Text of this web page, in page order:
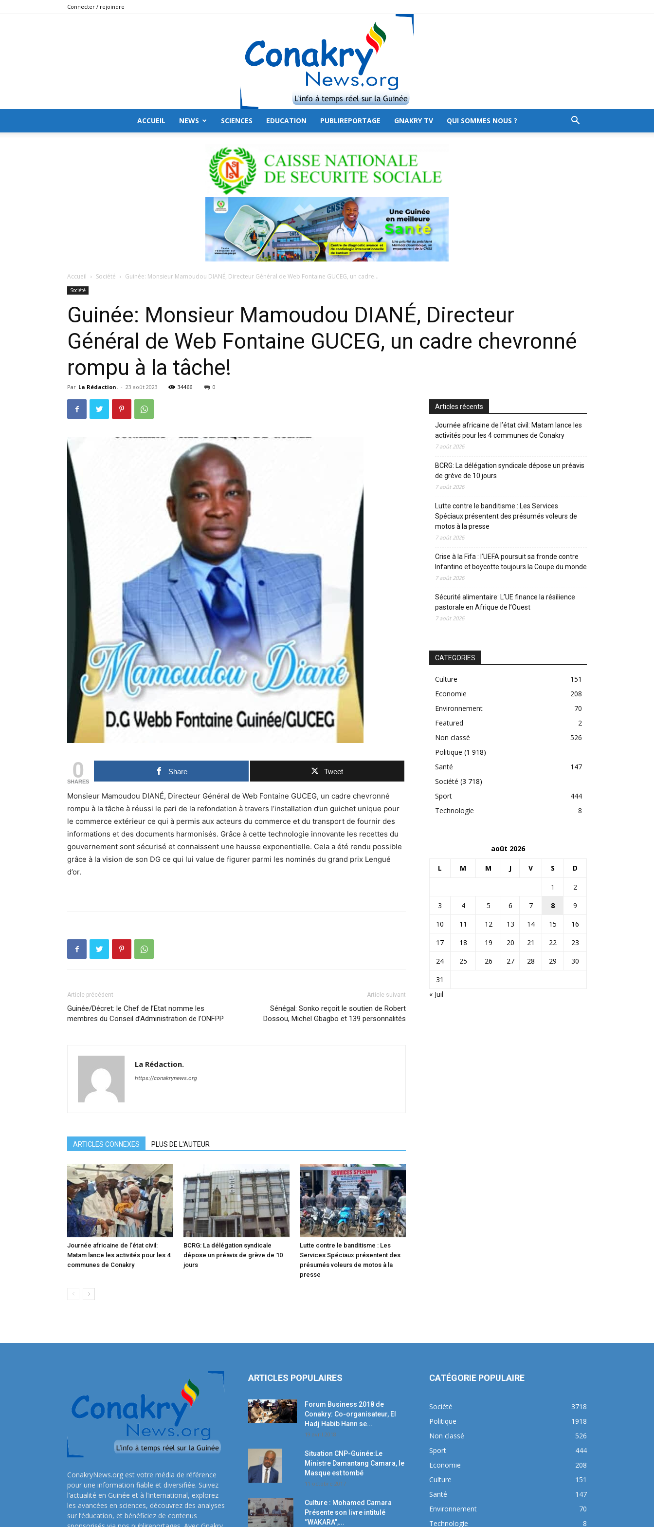
Connecter / rejoindre
ACCUEIL NEWS SCIENCES EDUCATION PUBLIREPORTAGE GNAKRY TV QUI SOMMES NOUS ?
Accueil Société Guinée: Monsieur Mamoudou DIANÉ, Directeur Général de Web Fontaine GUCEG, un cadre...
Société
Guinée: Monsieur Mamoudou DIANÉ, Directeur
Général de Web Fontaine GUCEG, un cadre chevronné
rompu à la tâche!
Par La Rédaction. - 23 août 2023 34466 0
0
SHARES
Share Tweet
Monsieur Mamoudou DIANÉ, Directeur Général de Web Fontaine GUCEG, un cadre chevronné
rompu à la tâche à réussi le pari de la refondation à travers l’installation d’un guichet unique pour
le commerce extérieur ce qui à permis aux acteurs du commerce et du transport de fournir des
informations et des documents harmonisés. Grâce à cette technologie innovante les recettes du
gouvernement sont sécurisé et connaissent une hausse exponentielle. Cela a été rendu possible
grâce à la vision de son DG ce qui lui value de figurer parmi les nominés du grand prix Lengué
d’or.
Article précédent
Guinée/Décret: le Chef de l’Etat nomme les
membres du Conseil d’Administration de l’ONFPP
Article suivant
Sénégal: Sonko reçoit le soutien de Robert
Dossou, Michel Gbagbo et 139 personnalités
La Rédaction.
https://conakrynews.org
ARTICLES CONNEXES PLUS DE L'AUTEUR
Journée africaine de l’état civil:
Matam lance les activités pour les 4
communes de Conakry
BCRG: La délégation syndicale
dépose un préavis de grève de 10
jours
Lutte contre le banditisme : Les
Services Spéciaux présentent des
présumés voleurs de motos à la
presse
Articles récents
Journée africaine de l’état civil: Matam lance les
activités pour les 4 communes de Conakry
7 août 2026
BCRG: La délégation syndicale dépose un préavis
de grève de 10 jours
7 août 2026
Lutte contre le banditisme : Les Services
Spéciaux présentent des présumés voleurs de
motos à la presse
7 août 2026
Crise à la Fifa : l’UEFA poursuit sa fronde contre
Infantino et boycotte toujours la Coupe du monde
7 août 2026
Sécurité alimentaire: L’UE finance la résilience
pastorale en Afrique de l’Ouest
7 août 2026
CATEGORIES
Culture
151
Economie
208
Environnement
70
Featured
2
Non classé
526
Politique (1 918)
Santé
147
Société (3 718)
Sport
444
Technologie
8
août 2026
L M M J V S D
1
2
3
4 5 6 7 8
9
10
11 12 13 14 15
16
17
18 19 20 21 22
23
24
25 26 27 28 29
30
31
« Juil
ConakryNews.org est votre média de référence
pour une information fiable et diversifiée. Suivez
l’actualité en Guinée et à l’international, explorez
les avancées en sciences, découvrez des analyses
sur l’éducation, et bénéficiez de contenus
ARTICLES POPULAIRES
Forum Business 2018 de
Conakry: Co-organisateur, El
Hadj Habib Hann se...
19 avril 2018
Situation CNP-Guinée:Le
Ministre Damantang Camara, le
Masque est tombé
11 octobre 2017
Culture : Mohamed Camara
Présente son livre intitulé
‘’WAKARA’’,...
CATÉGORIE POPULAIRE
Société
3718
Politique
1918
Non classé
526
Sport
444
Economie
208
Culture
151
Santé
147
Environnement
70
Technologie
8